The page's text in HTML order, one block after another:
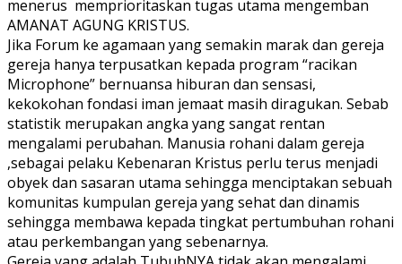
menerus memprioritaskan tugas utama mengemban
AMANAT AGUNG KRISTUS.
Jika Forum ke agamaan yang semakin marak dan gereja
gereja hanya terpusatkan kepada program “racikan
Microphone” bernuansa hiburan dan sensasi,
kekokohan fondasi iman jemaat masih diragukan. Sebab
statistik merupakan angka yang sangat rentan
mengalami perubahan. Manusia rohani dalam gereja
,sebagai pelaku Kebenaran Kristus perlu terus menjadi
obyek dan sasaran utama sehingga menciptakan sebuah
komunitas kumpulan gereja yang sehat dan dinamis
sehingga membawa kepada tingkat pertumbuhan rohani
atau perkembangan yang sebenarnya.